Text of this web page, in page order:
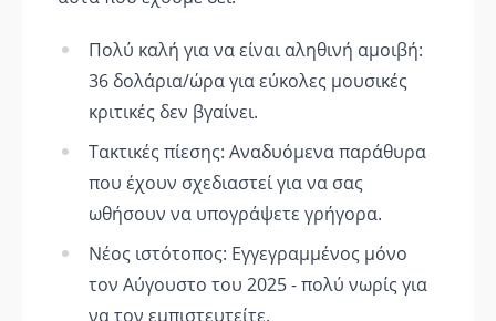
Πολύ καλή για να είναι αληθινή αμοιβή:
36 δολάρια/ώρα για εύκολες μουσικές
κριτικές δεν βγαίνει.
Τακτικές πίεσης: Αναδυόμενα παράθυρα
που έχουν σχεδιαστεί για να σας
ωθήσουν να υπογράψετε γρήγορα.
Νέος ιστότοπος: Εγγεγραμμένος μόνο
τον Αύγουστο του 2025 - πολύ νωρίς για
να τον εμπιστευτείτε.